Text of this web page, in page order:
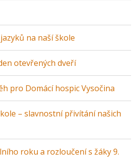
na naší škole
otevřených dveří
pro Domácí hospic Vysočina
– slavnostní přivítání našich
roku a rozloučení s žáky 9.